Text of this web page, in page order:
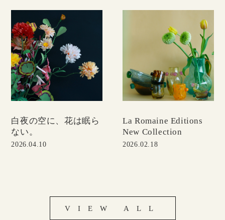
白夜の空に、花は眠ら
ない。
2026.04.10
La Romaine Editions
New Collection
2026.02.18
VIEW ALL